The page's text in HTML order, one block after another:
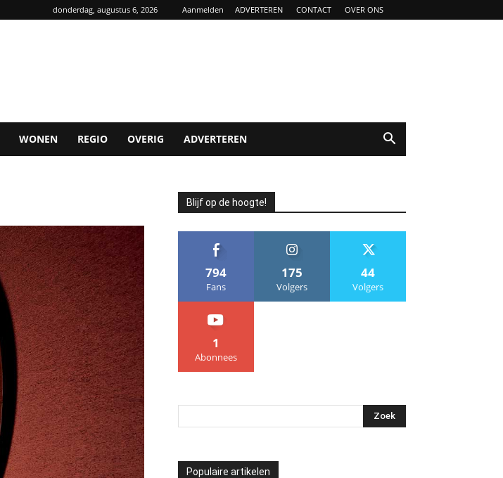
donderdag, augustus 6, 2026 Aanmelden ADVERTEREN CONTACT OVER ONS
WONEN REGIO OVERIG ADVERTEREN
Blijf op de hoogte!
794
Fans
175
Volgers
44
Volgers
1
Abonnees
Populaire artikelen